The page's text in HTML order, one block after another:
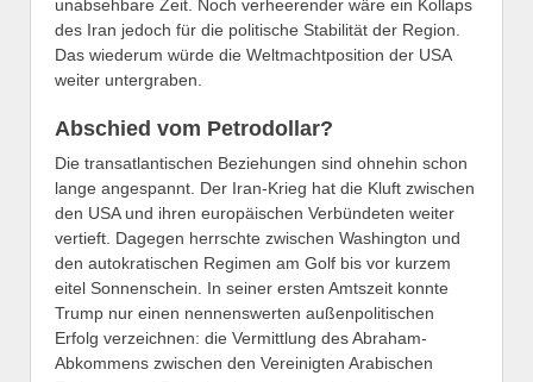
unabsehbare Zeit. Noch verheerender wäre ein Kollaps
des Iran jedoch für die politische Stabilität der Region.
Das wiederum würde die Weltmachtposition der USA
weiter untergraben.
Abschied vom Petrodollar?
Die transatlantischen Beziehungen sind ohnehin schon
lange angespannt. Der Iran-Krieg hat die Kluft zwischen
den USA und ihren europäischen Verbündeten weiter
vertieft. Dagegen herrschte zwischen Washington und
den autokratischen Regimen am Golf bis vor kurzem
eitel Sonnenschein. In seiner ersten Amtszeit konnte
Trump nur einen nennenswerten außenpolitischen
Erfolg verzeichnen: die Vermittlung des Abraham-
Abkommens zwischen den Vereinigten Arabischen